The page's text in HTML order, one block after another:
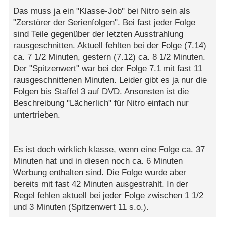
Das muss ja ein "Klasse-Job" bei Nitro sein als
"Zerstörer der Serienfolgen". Bei fast jeder Folge
sind Teile gegenüber der letzten Ausstrahlung
rausgeschnitten. Aktuell fehlten bei der Folge (7.14)
ca. 7 1/2 Minuten, gestern (7.12) ca. 8 1/2 Minuten.
Der "Spitzenwert" war bei der Folge 7.1 mit fast 11
rausgeschnittenen Minuten. Leider gibt es ja nur die
Folgen bis Staffel 3 auf DVD. Ansonsten ist die
Beschreibung "Lächerlich" für Nitro einfach nur
untertrieben.
Es ist doch wirklich klasse, wenn eine Folge ca. 37
Minuten hat und in diesen noch ca. 6 Minuten
Werbung enthalten sind. Die Folge wurde aber
bereits mit fast 42 Minuten ausgestrahlt. In der
Regel fehlen aktuell bei jeder Folge zwischen 1 1/2
und 3 Minuten (Spitzenwert 11 s.o.).